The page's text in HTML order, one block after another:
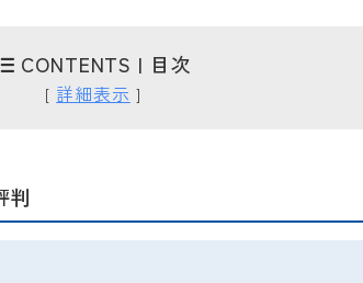
CONTENTS | 目次
[ 詳細表示 ]
判